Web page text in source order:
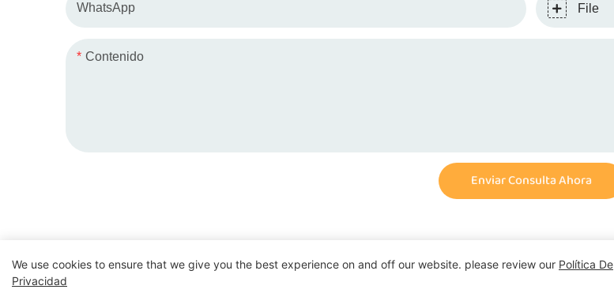
WhatsApp File
Contenido
Enviar Consulta Ahora
Copyright © 2026 Shenzhen Demeng Toy Co.,Ltd |
We use cookies to ensure that we give you the best experience on and off our website. please review our Política De
Privacidad